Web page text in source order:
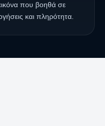
που βοηθά σε
και πληρότητα.